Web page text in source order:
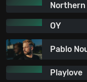
OY
Pablo
Playlove